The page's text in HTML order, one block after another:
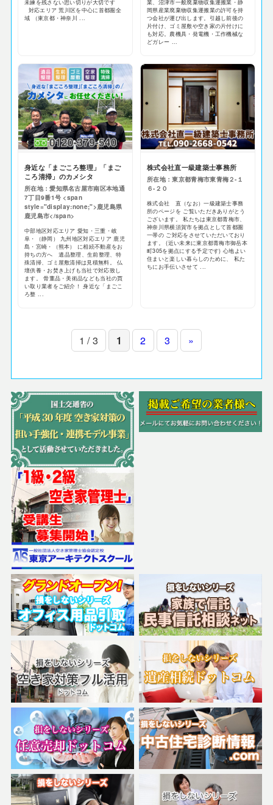
未練を残さない思い切りが大切です
対応エリア 荒川区を中心に首都圏全
域 （東京都・神奈川 ...
業、沼津市一般廃棄物収集運搬業・静
岡県産業廃棄物収集運搬業の許可を持
つ会社が運び出します。引越し前後の
片付け、ゴミ屋敷や空き家の片付けに
も対応。農機具・発電機・工作機械な
どガレー ...
身近な「まごころ整理」「まご
ころ清掃」のカメシタ
所在地：愛知県名古屋市南区本地通
7丁目9番1号 <span
style="display:none;">鹿児島県
鹿児島市</span>
中部地区対応エリア 愛知・三重・岐
阜・（静岡） 九州地区対応エリア 鹿児
島・宮崎・（熊本） に相続不動産をお
持ちの方へ 遺品整理、生前整理、特
殊清掃、ゴミ屋敷清掃は見積無料。 仏
壇供養・お焚き上げも当社で対応致し
ます。 骨董品・美術品なども当社の買
い取り業者をご紹介！ 身近な「まごこ
ろ整 ...
株式会社直一級建築士事務所
所在地：東京都青梅市東青梅２-１
６-２０
株式会社 直（なお）一級建築士事務
所のページを ご覧いただきありがとう
ございます。 私たちは東京都青梅市、
神奈川県横須賀市を拠点として首都圏
一帯の ご対応をさせていただいており
ます。 (近い未来に東京都青梅市御岳本
町305を拠点にする予定です) 心地よい
住まいと楽しい暮らしのために、 私た
ちにお手伝いさせて ...
1 / 3 1 2 3 »